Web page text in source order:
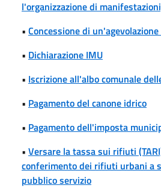
l'organizzazione di
• Concessione di
• Dichiarazione IMU
• Iscrizione all'albo comunale
• Pagamento del canone idrico
• Pagamento dell'imposta
• Versare la tassa sui rifiuti
conferimento dei rifiuti urbani a
pubblico servizio